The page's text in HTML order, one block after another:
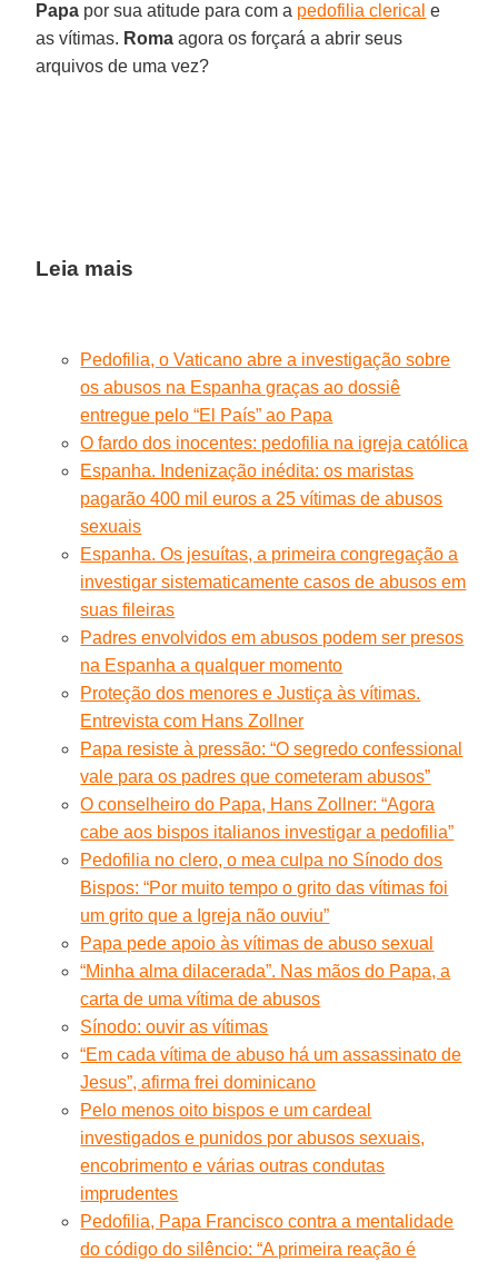
Papa por sua atitude para com a pedofilia clerical e
as vítimas. Roma agora os forçará a abrir seus
arquivos de uma vez?
Leia mais
Pedofilia, o Vaticano abre a investigação sobre
os abusos na Espanha graças ao dossiê
entregue pelo “El País” ao Papa
O fardo dos inocentes: pedofilia na igreja católica
Espanha. Indenização inédita: os maristas
pagarão 400 mil euros a 25 vítimas de abusos
sexuais
Espanha. Os jesuítas, a primeira congregação a
investigar sistematicamente casos de abusos em
suas fileiras
Padres envolvidos em abusos podem ser presos
na Espanha a qualquer momento
Proteção dos menores e Justiça às vítimas.
Entrevista com Hans Zollner
Papa resiste à pressão: “O segredo confessional
vale para os padres que cometeram abusos”
O conselheiro do Papa, Hans Zollner: “Agora
cabe aos bispos italianos investigar a pedofilia”
Pedofilia no clero, o mea culpa no Sínodo dos
Bispos: “Por muito tempo o grito das vítimas foi
um grito que a Igreja não ouviu”
Papa pede apoio às vítimas de abuso sexual
“Minha alma dilacerada”. Nas mãos do Papa, a
carta de uma vítima de abusos
Sínodo: ouvir as vítimas
“Em cada vítima de abuso há um assassinato de
Jesus”, afirma frei dominicano
Pelo menos oito bispos e um cardeal
investigados e punidos por abusos sexuais,
encobrimento e várias outras condutas
imprudentes
Pedofilia, Papa Francisco contra a mentalidade
do código do silêncio: “A primeira reação é